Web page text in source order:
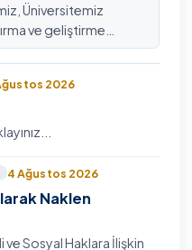
Üniversitemiz
ve geliştirme
ve uluslararası fon
2026
4 Ağustos 2026
Naklen
ve Sosyal Haklara İlişkin